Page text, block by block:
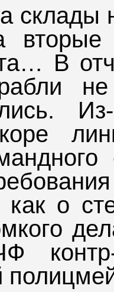
склады
В
как о